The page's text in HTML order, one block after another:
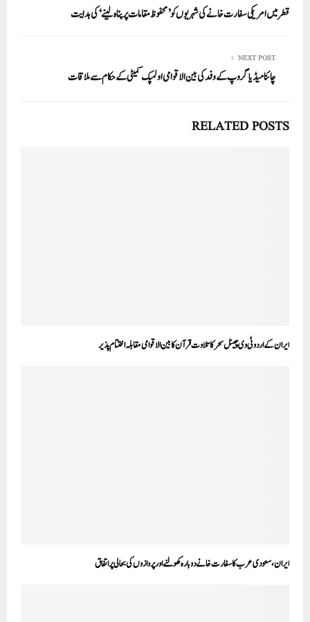
pp
قطر میں امریکی سفارت خانے کی شہریوں کو ’محفوظ مقامات پر پناہ لینے‘ کی ہدایت
NEXT POST
چائنا میڈیا گروپ کے وفد کی بین الاقوامی اولمپک کمیٹی کے حکام سے ملاقات
RELATED POSTS
ایران کے اردو ٹی وی چینل سحرکا تلاوت قرآن کا بین الاقوامی مقابلہ اختتام پذیر
ایران، سعودی عرب کا سفارت خانے دوبارہ کھولنے اور پروازوں کی بحالی پر اتفاق